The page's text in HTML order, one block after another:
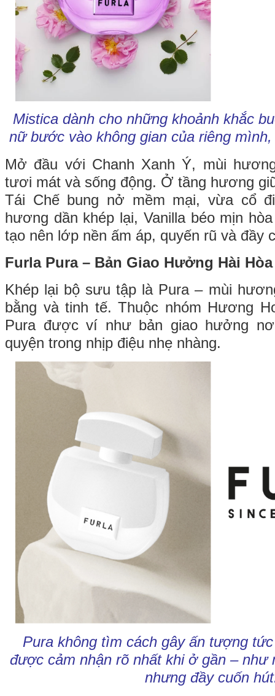
Mistica dành cho những khoảnh khắc
nữ bước vào không gian của riêng
Mở đầu với Chanh Xanh Ý, mùi
tươi mát và sống động. Ở tầng hương
Tái Chế bung nở mềm mại, vừa cổ
hương dần khép lại, Vanilla béo mịn
tạo nên lớp nền ấm áp, quyến rũ và đầy
Furla Pura – Bản Giao Hưởng Hài Hòa
Khép lại bộ sưu tập là Pura – mùi
bằng và tinh tế. Thuộc nhóm Hương
Pura được ví như bản giao hưởng
quyện trong nhịp điệu nhẹ nhàng.
Pura không tìm cách gây ấn tượng
được cảm nhận rõ nhất khi ở gần – như
nhưng đầy cuốn